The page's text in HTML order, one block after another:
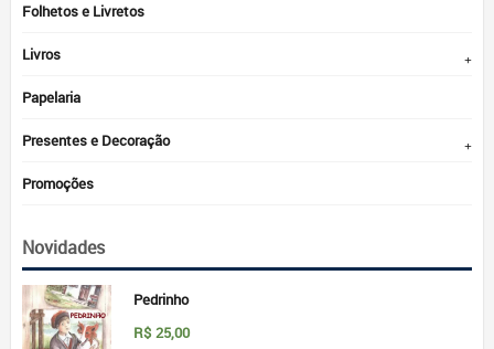
Folhetos e Livretos
Livros
Papelaria
Presentes e Decoração
Promoções
Novidades
Pedrinho
R$ 25,00